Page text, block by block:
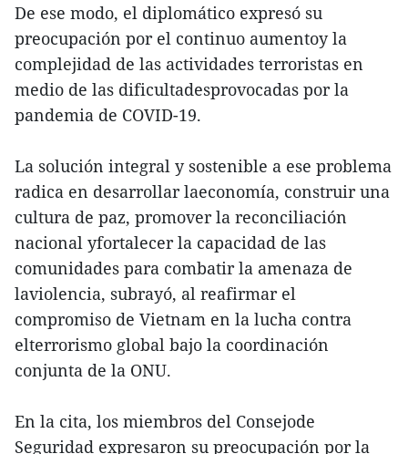
De ese modo, el diplomático expresó su
preocupación por el continuo aumentoy la
complejidad de las actividades terroristas en
medio de las dificultadesprovocadas por la
pandemia de COVID-19.
La solución integral y sostenible a ese problema
radica en desarrollar laeconomía, construir una
cultura de paz, promover la reconciliación
nacional yfortalecer la capacidad de las
comunidades para combatir la amenaza de
laviolencia, subrayó, al reafirmar el
compromiso de Vietnam en la lucha contra
elterrorismo global bajo la coordinación
conjunta de la ONU.
En la cita, los miembros del Consejode
Seguridad expresaron su preocupación por la